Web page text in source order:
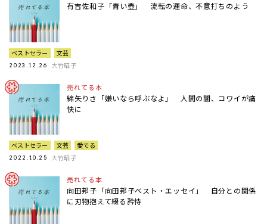
有吉佐和子「青い壺」 流転の運命、不意打ちのよう
ベストセラー 文芸
2023.12.26 大竹昭子
売れてる本
綿矢りさ「嫌いなら呼ぶなよ」 人間の闇、コワイが痛
快に
ベストセラー 文芸 愛でる
2022.10.25 大竹昭子
売れてる本
向田邦子「向田邦子ベスト・エッセイ」 自分との関係
に刃物抱えて綴る矜恃